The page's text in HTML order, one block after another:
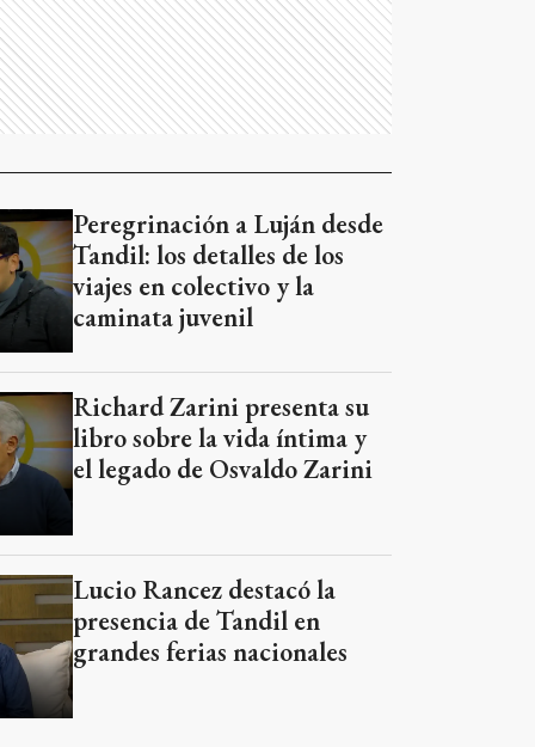
Peregrinación a Luján desde
Tandil: los detalles de los
viajes en colectivo y la
caminata juvenil
Richard Zarini presenta su
libro sobre la vida íntima y
el legado de Osvaldo Zarini
Lucio Rancez destacó la
presencia de Tandil en
grandes ferias nacionales